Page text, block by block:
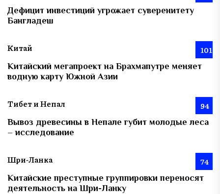
Дефицит инвестиций угрожает суверенитету
Бангладеш
Китай 101
Китайский мегапроект на Брахмапутре меняет
водную карту Южной Азии
Тибет и Непал 94
Вывоз древесины в Непале губит молодые леса
– исследование
Шри-Ланка 74
Китайские преступные группировки переносят
деятельность на Шри-Ланку